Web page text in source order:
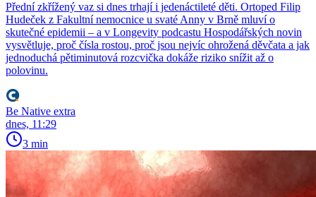
Přední zkřížený vaz si dnes trhají i jedenáctileté děti. Ortoped Filip
Hudeček z Fakultní nemocnice u svaté Anny v Brně mluví o
skutečné epidemii – a v Longevity podcastu Hospodářských novin
vysvětluje, proč čísla rostou, proč jsou nejvíc ohrožená děvčata a jak
jednoduchá pětiminutová rozcvička dokáže riziko snížit až o
polovinu.
Be Native extra
dnes, 11:29
3 min